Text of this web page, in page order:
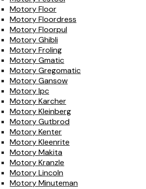
Motory Floor
Motory Floordress
Motory Floorpul
Motory Ghibli
Motory Froling
Motory Gmatic
Motory Gregomatic
Motory Gansow
Motory Ipc
Motory Karcher
Motory Kleinberg
Motory Gutbrod
Motory Kenter
Motory Kleenrite
Motory Makita
Motory Kranzle
Motory Lincoln
Motory Minuteman